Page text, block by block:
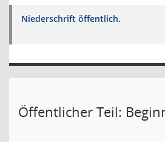
Niederschrift öffentlich.
Öffentlicher Teil: